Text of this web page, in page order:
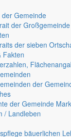
markersdorf.de
der Gemeinde
der
der sieben
Fakten
der
der Gemeinde
/ Landleben
bäuerlichen